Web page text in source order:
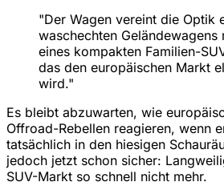
"Der Wagen vereint die Optik
waschechten Geländewagens
eines kompakten Familien-
das den europäischen Markt
wird."
Es bleibt abzuwarten, wie
Offroad-Rebellen reagieren, wenn
tatsächlich in den hiesigen
jedoch jetzt schon sicher:
SUV-Markt so schnell nicht mehr.